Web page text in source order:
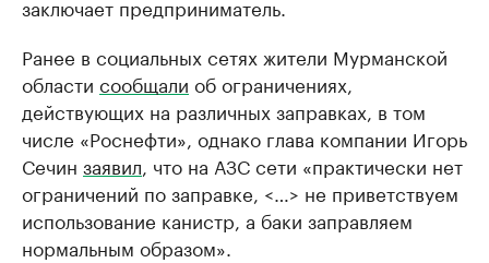
заключает предприниматель.
Ранее в социальных сетях жители Мурманской
области сообщали об ограничениях,
действующих на различных заправках, в том
числе «Роснефти», однако глава компании Игорь
Сечин заявил, что на АЗС сети «практически нет
ограничений по заправке, <…> не приветствуем
использование канистр, а баки заправляем
нормальным образом».